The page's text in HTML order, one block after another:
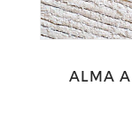
ALMA